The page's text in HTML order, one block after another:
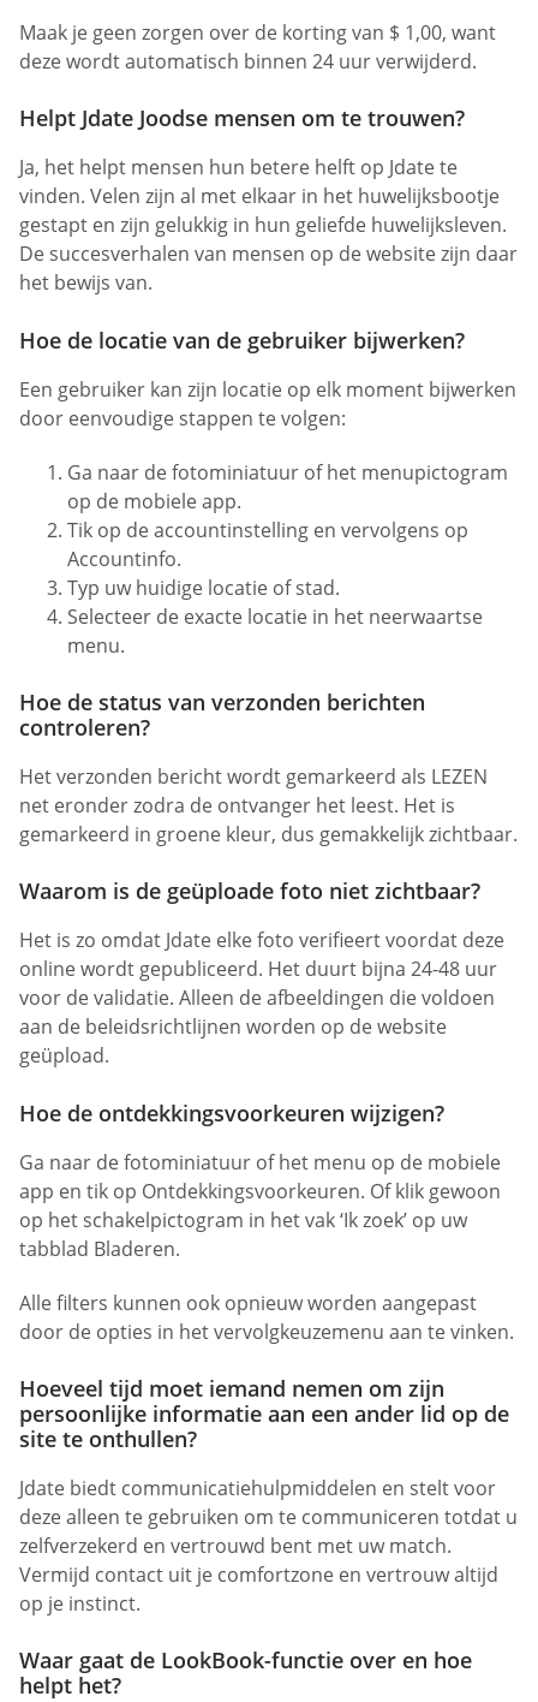
Maak je geen zorgen over de korting van $ 1,00, want
deze wordt automatisch binnen 24 uur verwijderd.
Helpt Jdate Joodse mensen om te trouwen?
Ja, het helpt mensen hun betere helft op Jdate te
vinden. Velen zijn al met elkaar in het huwelijksbootje
gestapt en zijn gelukkig in hun geliefde huwelijksleven.
De succesverhalen van mensen op de website zijn daar
het bewijs van.
Hoe de locatie van de gebruiker bijwerken?
Een gebruiker kan zijn locatie op elk moment bijwerken
door eenvoudige stappen te volgen:
Ga naar de fotominiatuur of het menupictogram
op de mobiele app.
Tik op de accountinstelling en vervolgens op
Accountinfo.
Typ uw huidige locatie of stad.
Selecteer de exacte locatie in het neerwaartse
menu.
Hoe de status van verzonden berichten
controleren?
Het verzonden bericht wordt gemarkeerd als LEZEN
net eronder zodra de ontvanger het leest. Het is
gemarkeerd in groene kleur, dus gemakkelijk zichtbaar.
Waarom is de geüploade foto niet zichtbaar?
Het is zo omdat Jdate elke foto verifieert voordat deze
online wordt gepubliceerd. Het duurt bijna 24-48 uur
voor de validatie. Alleen de afbeeldingen die voldoen
aan de beleidsrichtlijnen worden op de website
geüpload.
Hoe de ontdekkingsvoorkeuren wijzigen?
Ga naar de fotominiatuur of het menu op de mobiele
app en tik op Ontdekkingsvoorkeuren. Of klik gewoon
op het schakelpictogram in het vak ‘Ik zoek’ op uw
tabblad Bladeren.
Alle filters kunnen ook opnieuw worden aangepast
door de opties in het vervolgkeuzemenu aan te vinken.
Hoeveel tijd moet iemand nemen om zijn
persoonlijke informatie aan een ander lid op de
site te onthullen?
Jdate biedt communicatiehulpmiddelen en stelt voor
deze alleen te gebruiken om te communiceren totdat u
zelfverzekerd en vertrouwd bent met uw match.
Vermijd contact uit je comfortzone en vertrouw altijd
op je instinct.
Waar gaat de LookBook-functie over en hoe
helpt het?